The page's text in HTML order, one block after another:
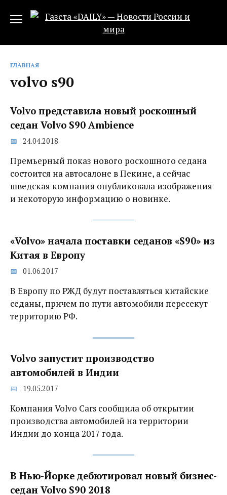
ГЛАВНАЯ
volvo s90
Volvo представила новый роскошный
седан Volvo S90 Ambience
24.04.2018
Премьерный показ нового роскошного седана
состоится на автосалоне в Пекине, а сейчас
шведская компания опубликовала изображения
и некоторую информацию о новинке.
«Volvo» начала поставки седанов «S90» из
Китая в Европу
01.06.2017
В Европу по РЖД будут поставляться китайские
седаны, причем по пути автомобили пересекут
территорию РФ.
Volvo запустит производство
автомобилей в Индии
19.05.2017
Компания Volvo Сars сообщила об открытии
производства автомобилей на территории
Индии до конца 2017 года.
В Нью-Йорке дебютировал новый бизнес-
седан Volvo S90 2018